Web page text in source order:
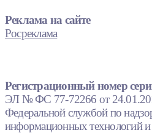
Реклама на сайте
Росреклама
Регистрационный номер
ЭЛ № ФС 77-72266 от
Федеральной службой по
информационных технологий